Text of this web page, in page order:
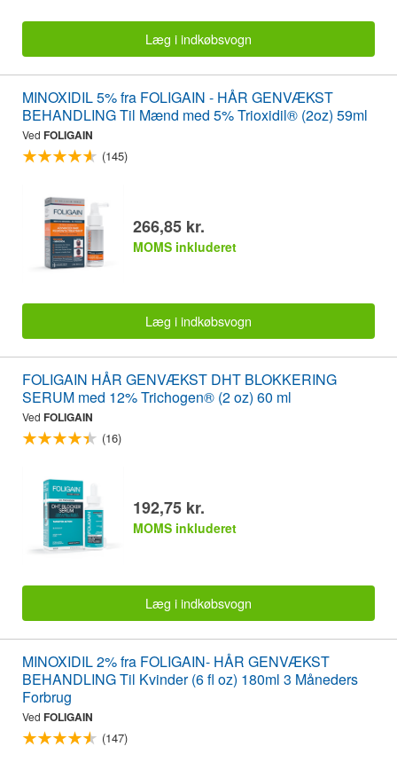
Læg i indkøbsvogn
MINOXIDIL 5% fra FOLIGAIN - HÅR GENVÆKST
BEHANDLING Til Mænd med 5% Trioxidil® (2oz) 59ml
Ved FOLIGAIN
(145)
266,85 kr.
MOMS inkluderet
Læg i indkøbsvogn
FOLIGAIN HÅR GENVÆKST DHT BLOKKERING
SERUM med 12% Trichogen® (2 oz) 60 ml
Ved FOLIGAIN
(16)
192,75 kr.
MOMS inkluderet
Læg i indkøbsvogn
MINOXIDIL 2% fra FOLIGAIN- HÅR GENVÆKST
BEHANDLING Til Kvinder (6 fl oz) 180ml 3 Måneders
Forbrug
Ved FOLIGAIN
(147)